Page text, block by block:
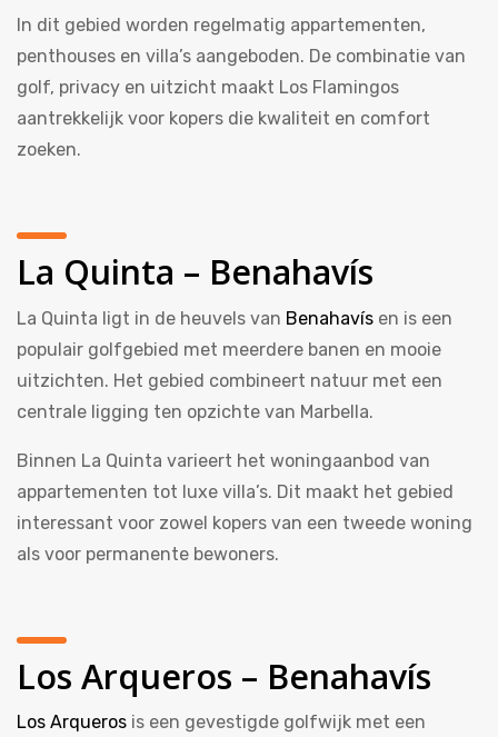
In dit gebied worden regelmatig appartementen,
penthouses en villa’s aangeboden. De combinatie van
golf, privacy en uitzicht maakt Los Flamingos
aantrekkelijk voor kopers die kwaliteit en comfort
zoeken.
La Quinta – Benahavís
La Quinta ligt in de heuvels van Benahavís en is een
populair golfgebied met meerdere banen en mooie
uitzichten. Het gebied combineert natuur met een
centrale ligging ten opzichte van Marbella.
Binnen La Quinta varieert het woningaanbod van
appartementen tot luxe villa’s. Dit maakt het gebied
interessant voor zowel kopers van een tweede woning
als voor permanente bewoners.
Los Arqueros – Benahavís
Los Arqueros is een gevestigde golfwijk met een